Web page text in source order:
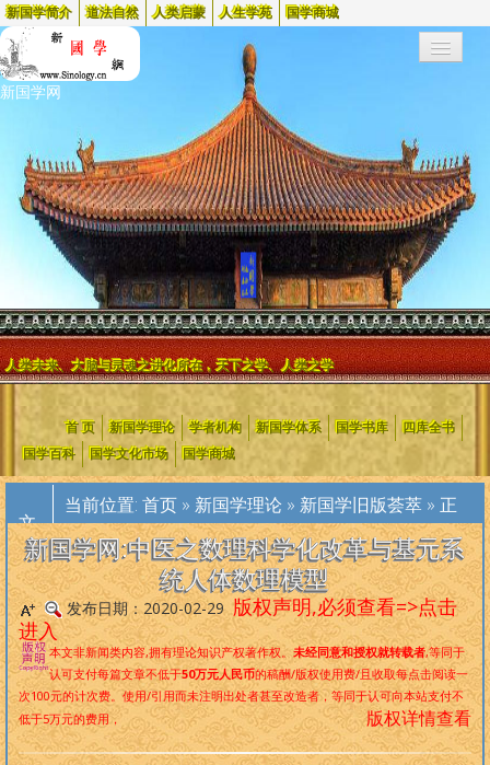
新国学简介 道法自然 人类启蒙 人生学苑 国学商城
新国学网
人类未来、大脑与灵魂之进化所在，天下之学、人类之学
新国学网起始于1999年，2002年更名为新国学网
，是中国最早的两个
国学网站之一，蜚声海内外，被国内外众多媒体、院校和机构(含政府
等)链接和引用，电脑时代日流量高达到一百万。
新国学网是新国学的创建者，是对中国旧腐文化进行变革的大力推行
，是中国首位且唯一的以自然科学为基础标准审视、梳理和改造传
统文化及其宗教的代表。再造华夏文化标准，重塑华夏民族精神，是
新国学网一直倡导的口号，现在，新国学理论已经是一个非常完备、
深度范畴远超旧国学/西学的系统性理论，未来世界社会结构。
版权必读
道学入
门
道教人
物
内丹修
炼
外丹阐
幽
养生撷
粹
道家文
化
佛学采
珍
拳术精
选
大
学
中
庸
论
语
孟
子
周
易
诗
经
尚
书
礼
记
春秋左
传
古典小说
现代小说 古典诗词 现代诗歌 外国文学 名家文集 另类作品
笑话大全
武侠小说
言情小说 古典散文 现代散文 纪实文学 人物传记 热门作品
原创作品
首 页 新国学理论 学者机构 新国学体系 国学书库
四库全书
国学百科
国学文化市场 国学商城
当前位置: 首页 » 新国学理论 » 新国学旧版荟萃 » 正
文
新国学网:中医之数理科学化改革与基元系
统人体数理模型
发布日期：2020-02-29版权声明,必须查看=>点击
进入
本文非新闻类内容,拥有理论知识产权著作权。 未经同意和授权就转载者,等同于
认可支付每篇文章不低于50万元人民币的稿酬/版权使用费/且收取每点击阅读一
次100元的计次费。使用/引用而未注明出处者甚至改造者，等同于认可向本站支付不
低于5万元的费用，
版权详情查看